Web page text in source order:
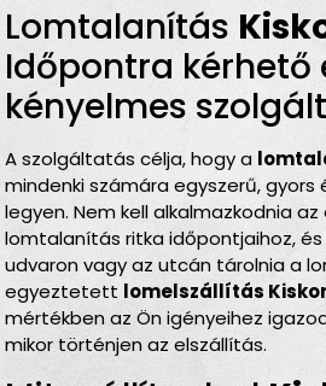
Lomtalanítás
Időpontra kérhető
kényelmes
A szolgáltatás célja, hogy a
mindenki számára egyszerű,
legyen. Nem kell alkalmazkodnia
lomtalanítás ritka időpontjaihoz, és
udvaron vagy az utcán tárolnia a
egyeztetett lomelszállítás
mértékben az Ön igényeihez
mikor történjen az elszállítás.